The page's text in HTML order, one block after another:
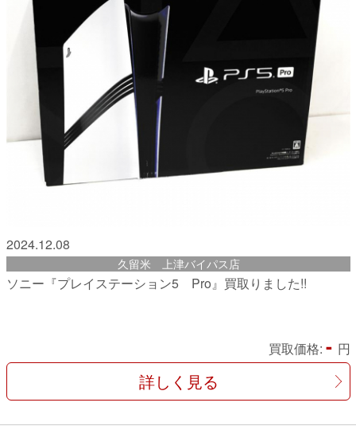
2024.12.08
久留米 上津バイパス店
ソニー『プレイステーション5 Pro』買取りました!!
買取価格: - 円
詳しく見る